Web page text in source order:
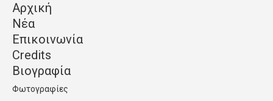
Αρχική
Νέα
Επικοινωνία
Credits
Βιογραφία
Φωτογραφίες